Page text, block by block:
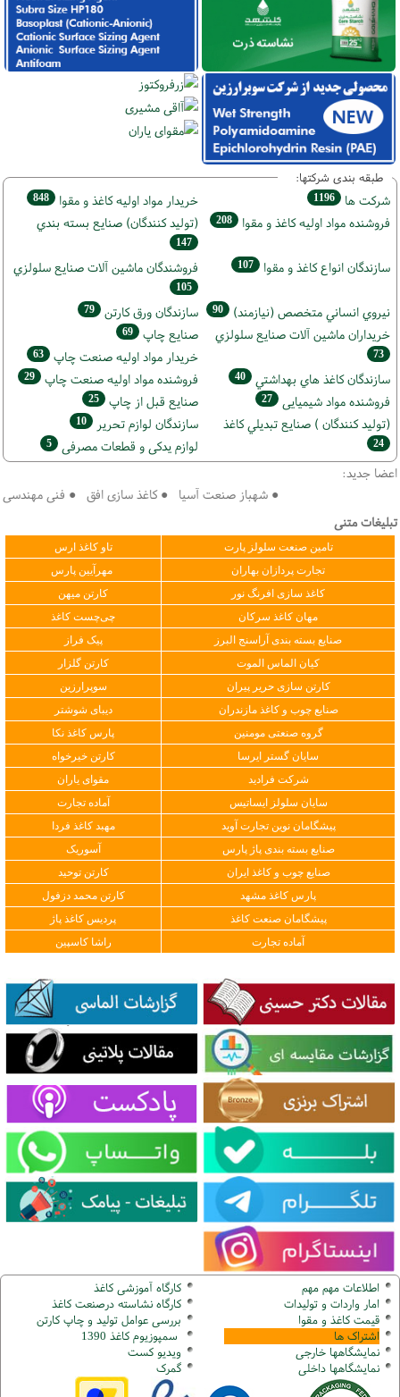
طبقه بندی شرکتها:
شركت ها 1196 خريدار مواد اوليه كاغذ و مقوا 848
فروشنده مواد اوليه كاغذ و مقوا 208 (تولید كنندگان) صنايع بسته بندي
147
سازندگان انواع کاغذ و مقوا 107 فروشندگان ماشين آلات صنايع سلولزي
105
نيروي انساني متخصص (نیازمند) 90 سازندگان ورق كارتن 79
خریداران ماشين آلات صنايع سلولزي
73
صنايع چاپ 69
خريدار مواد اوليه صنعت چاپ 63
سازندگان كاغذ هاي بهداشتي 40 فروشنده مواد اوليه صنعت چاپ 29
فروشنده مواد شیمیایی 27 صنايع قبل از چاپ 25
(تولید كنندگان ) صنايع تبديلي كاغذ
24
سازندگان لوازم تحریر 10
لوازم یدکی و قطعات مصرفی 5
اعضا جدید:
● شهباز صنعت آسیا ● کاغذ سازی افق ● فنی مهندسی
تبلیغات متنی
تامین صنعت سلولز پارت
تاو کاغذ ارس
تجارت پردازان بهاران
مهرآیین پارس
کاغذ سازی افرنگ نور
کارتن میهن
مهان کاغذ سرکان
چی‌چست کاغذ
صنایع بسته بندی آراسنج البرز
پیک فراز
کیان الماس الموت
کارتن گلزار
کارتن سازی حریر پیران
سوپرارزین
صنایع چوب و کاغذ مازندران
دیبای شوشتر
گروه صنعتی مومنین
پارس کاغذ نکا
سایان گستر ایرسا
کارتن خیرخواه
شرکت فرادید
مقوای یاران
سایان سلولز ایساتیس
آماده تجارت
پیشگامان نوین تجارت آوید
مهبد کاغذ فردا
صنایع بسته بندی پاژ پارس
آسوریک
صنایع چوب و کاغذ ایران
کارتن توحید
پارس کاغذ مشهد
کارتن محمد دزفول
پیشگامان صنعت کاغذ
پردیس کاغذ پاژ
آماده تجارت
راشا کاسپین
اطلاعات مهم مهم
امار واردات و تولیدات
قیمت کاغذ و مقوا
اشتراک ها
نمایشگاهها خارجی
نمایشگاهها داخلی
کارگاه آموزشی کاغذ
کارگاه نشاسته درصنعت کاغذ
بررسی عوامل تولید و چاپ کارتن
سمپوزیوم کاغذ 1390
ویدیو کست
گمرک